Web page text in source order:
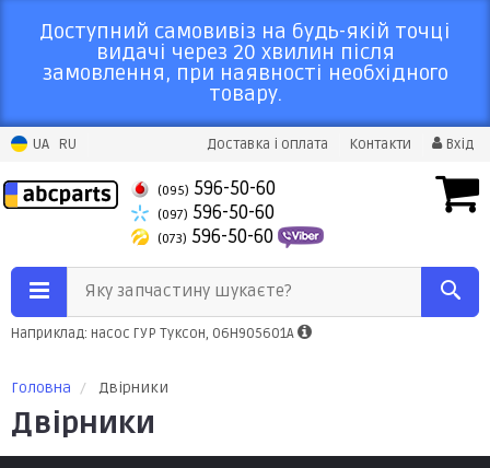
Доступний самовивіз на будь-якій точці
видачі через 20 хвилин після
замовлення, при наявності необхідного
товару.
UA RU Доставка і оплата Контакти Вхід
(095) 596-50-60
(097) 596-50-60
(073) 596-50-60
Яку запчастину шукаєте?
Наприклад: насос ГУР Туксон, 06H905601A
Головна Двірники
Двірники